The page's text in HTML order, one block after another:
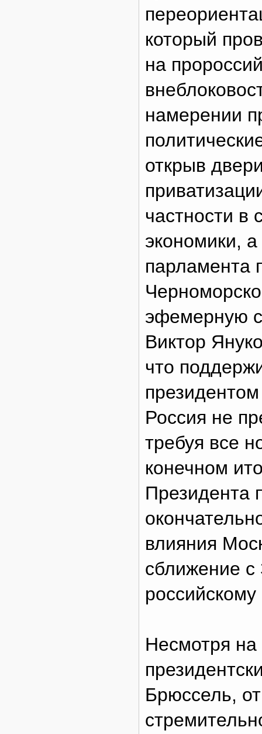
который
на
намерении
открыв
частности в
экономики,
парламента
эфемерную
Виктор
что
Россия не
требуя все
конечном
Президента
влияния
сближение с
Несмотря на
Брюссель,